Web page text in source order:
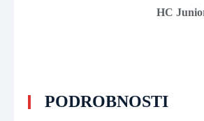
HC
PODROBNOSTI